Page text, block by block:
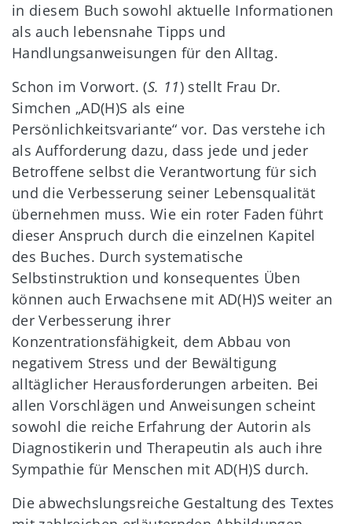
in diesem Buch sowohl aktuelle Informationen
als auch lebensnahe Tipps und
Handlungsanweisungen für den Alltag.
Schon im Vorwort. (S. 11) stellt Frau Dr.
Simchen „AD(H)S als eine
Persönlichkeitsvariante“ vor. Das verstehe ich
als Aufforderung dazu, dass jede und jeder
Betroffene selbst die Verantwortung für sich
und die Verbesserung seiner Lebensqualität
übernehmen muss. Wie ein roter Faden führt
dieser Anspruch durch die einzelnen Kapitel
des Buches. Durch systematische
Selbstinstruktion und konsequentes Üben
können auch Erwachsene mit AD(H)S weiter an
der Verbesserung ihrer
Konzentrationsfähigkeit, dem Abbau von
negativem Stress und der Bewältigung
alltäglicher Herausforderungen arbeiten. Bei
allen Vorschlägen und Anweisungen scheint
sowohl die reiche Erfahrung der Autorin als
Diagnostikerin und Therapeutin als auch ihre
Sympathie für Menschen mit AD(H)S durch.
Die abwechslungsreiche Gestaltung des Textes